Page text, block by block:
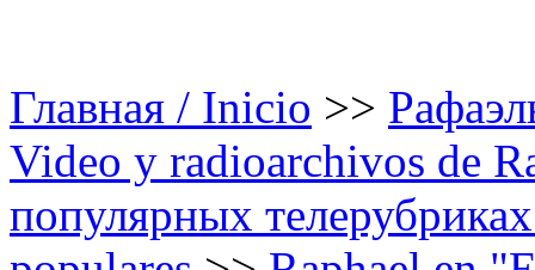
Главная / Inicio >>
Video y radioarchivos de
популярных